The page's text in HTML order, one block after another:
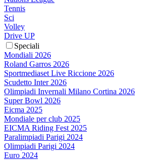
Tennis
Sci
Volley
Drive UP
Speciali
Mondiali 2026
Roland Garros 2026
Sportmediaset Live Riccione 2026
Scudetto Inter 2026
Olimpiadi Invernali Milano Cortina 2026
Super Bowl 2026
Eicma 2025
Mondiale per club 2025
EICMA Riding Fest 2025
Paralimpiadi Parigi 2024
Olimpiadi Parigi 2024
Euro 2024